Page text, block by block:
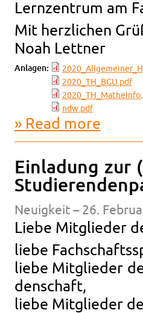
Lernzen­trum am
Mit her­zlichen
Noah Let­tner
An­la­gen:
2020_TH_BGU.pdf
ndw.​pdf
Read more
Ein­ladung zur
Neuigkeit – 26.
Liebe Mit­glieder
liebe
liebe Mit­glieder
den­schaft,
liebe Mit­glieder